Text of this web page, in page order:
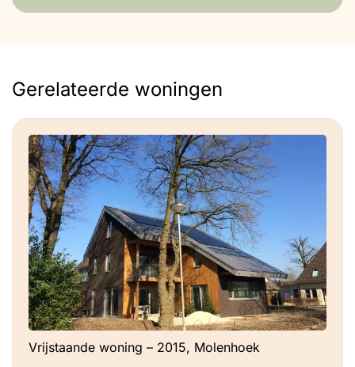
Gerelateerde woningen
Vrijstaande woning – 2015, Molenhoek